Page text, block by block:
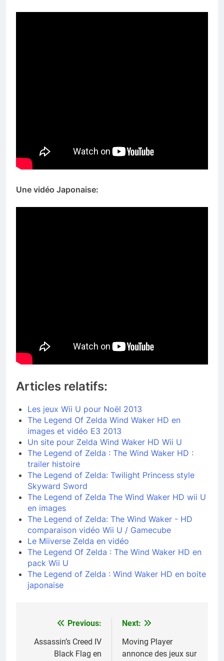
Une vidéo Japonaise:
Articles relatifs:
Les jeux Wii U pour Noël 2013
The Legend Of Zelda Wind Waker HD en
images et vidéo E3 2013
Un site pour Zelda Wind Waker HD Wii U
The Legend of Zelda : The Wind Waker HD :
trailer histoire
The Legend of Zelda: Twilight Princess style
Skyward Sword
The Legend of Zelda The Wind Waker HD wii U
en images
The Legend of Zelda: The Wind Waker - HD
comparaison vidéo Wii U / Gamecube
Le Miiverse Zelda en vidéo
The Legend Of Zelda : The Wind Waker HD en
pack Wii U
The Legend of Zelda : Wind Waker HD en boite
japonaise
Navigation
de
Previous:
Assassin’s Creed IV
Black Flag en
Next:
Moving Player
annonce des jeux sur